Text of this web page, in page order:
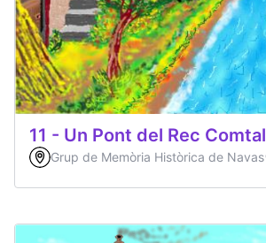
11 - Un Pont del Rec Comtal
Grup de Memòria Històrica de Navas